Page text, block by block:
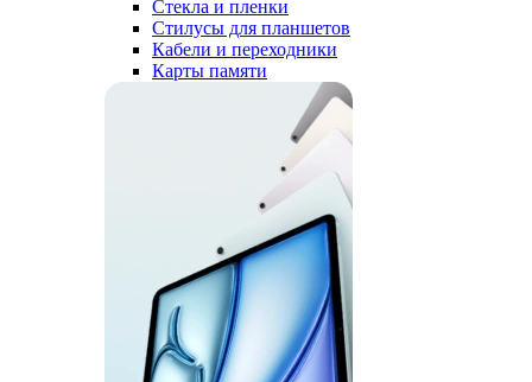
Стекла и пленки
Стилусы для планшетов
Кабели и переходники
Карты памяти